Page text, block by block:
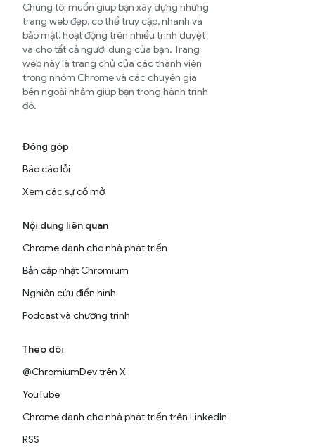
Chúng tôi muốn giúp bạn xây dựng những
trang web đẹp, có thể truy cập, nhanh và
bảo mật, hoạt động trên nhiều trình duyệt
và cho tất cả người dùng của bạn. Trang
web này là trang chủ của các thành viên
trong nhóm Chrome và các chuyên gia
bên ngoài nhằm giúp bạn trong hành trình
đó.
Đóng góp
Báo cáo lỗi
Xem các sự cố mở
Nội dung liên quan
Chrome dành cho nhà phát triển
Bản cập nhật Chromium
Nghiên cứu điển hình
Podcast và chương trình
Theo dõi
@ChromiumDev trên X
YouTube
Chrome dành cho nhà phát triển trên LinkedIn
RSS